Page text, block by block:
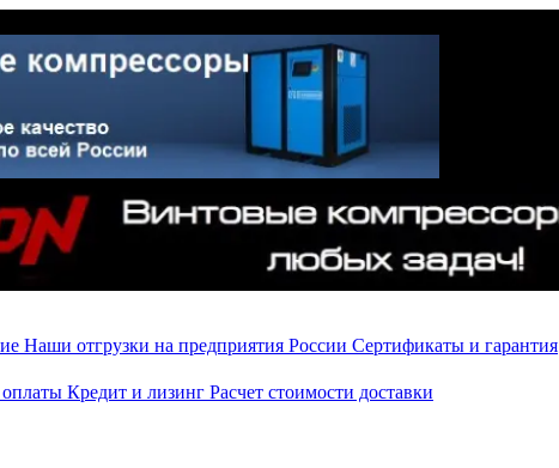
Наши отгрузки на предприятия России Сертификаты и гарантия
Кредит и лизинг Расчет стоимости доставки